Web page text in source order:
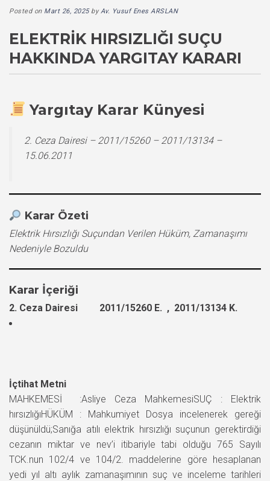
Posted on Mart 26, 2025byAv. Yusuf Enes ARSLAN
ELEKTRIK HIRSIZLIĞI SUÇU
HAKKINDA YARGITAY KARARI
Yargıtay Karar Künyesi
2. Ceza Dairesi – 2011/15260 – 2011/13134 –
15.06.2011
Karar Özeti
Elektrik Hırsızlığı Suçundan Verilen Hüküm, Zamanaşımı
Nedeniyle Bozuldu
Karar İçeriği
2. Ceza Dairesi 2011/15260 E. , 2011/13134 K.
İçtihat Metni
MAHKEMESİ :Asliye Ceza MahkemesiSUÇ : Elektrik
hırsızlığıHÜKÜM : Mahkumiyet Dosya incelenerek gereği
düşünüldü;Sanığa atılı elektrik hırsızlığı suçunun gerektirdiği
cezanın miktar ve nev’i itibariyle tabi olduğu 765 Sayılı
TCK.nun 102/4 ve 104/2. maddelerine göre hesaplanan
yedi yıl altı aylık zamanaşımının suç ve inceleme tarihleri